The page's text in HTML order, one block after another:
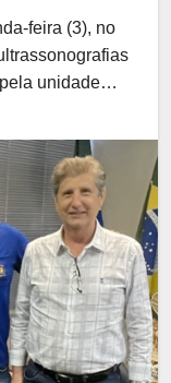
feira (3), no
unidade…